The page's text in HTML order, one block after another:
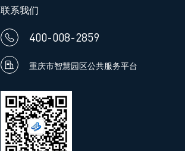
联系我们
 400-008-2859
 重庆市智慧园区公共服务平台